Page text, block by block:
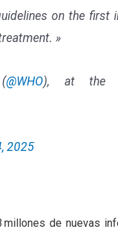
on the first
»
@WHO), at the
2025
de nuevas